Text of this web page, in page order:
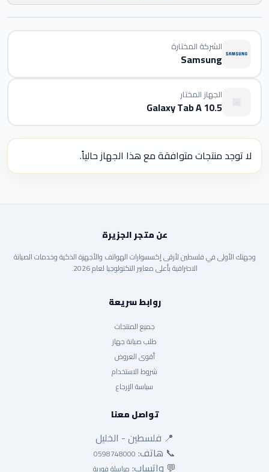
الشركة المختارة
Samsung
الجهاز المختار
Galaxy Tab A 10.5
لا توجد منتجات متوافقة مع هذا الجهاز حالياً.
عن متجر الجزيرة
وجهتك الأولى في فلسطين لأرقى إكسسوارات الهواتف والأجهزة الذكية وخدمات الصيانة
الاحترافية بأعلى معايير التكنولوجيا لعام 2026.
روابط سريعة
جميع المنتجات
طلب صيانة جهاز
أقوى العروض
شروط الاستخدام
سياسة الإرجاع
تواصل معنا
📍 فلسطين - الخليل
📞 هاتف: 0598748000
💬 واتساب: مراسلة فورية